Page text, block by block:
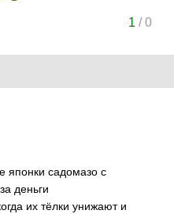
1 /0
японки садомазо с
деньги
их тёлки унижают и